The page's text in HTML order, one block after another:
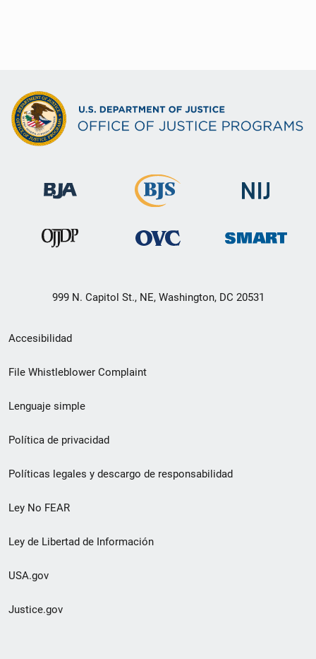
999 N. Capitol St., NE, Washington, DC 20531
Menú
de
de
pie
de
página
Accesibilidad
File Whistleblower Complaint
Lenguaje simple
Política de privacidad
Políticas legales y descargo de responsabilidad
Ley No FEAR
Ley de Libertad de Información
USA.gov
Justice.gov